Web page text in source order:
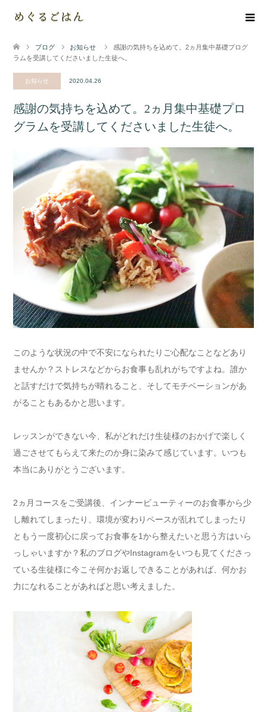
ブログ お知らせ
感謝の気持ちを込めて。2ヵ月集中基礎プログ
ラムを受講してくださいました生徒へ。
お知らせ 2020.04.26
感謝の気持ちを込めて。2ヵ月集中基礎プロ
グラムを受講してくださいました生徒へ。
このような状況の中で不安になられたりご心配なことなどあり
ませんか？ストレスなどからお食事も乱れがちですよね。誰か
と話すだけで気持ちが晴れること、そしてモチベーションがあ
がることもあるかと思います。
レッスンができない今、私がどれだけ生徒様のおかげで楽しく
過ごさせてもらえて来たのか身に染みて感じています。いつも
本当にありがとうございます。
2ヵ月コースをご受講後、インナービューティーのお食事から少
し離れてしまったり、環境が変わりペースが乱れてしまったり
ともう一度初心に戻ってお食事を1から整えたいと思う方はいら
っしゃいますか？私のブログやInstagramをいつも見てくださっ
ている生徒様に今こそ何かお返しできることがあれば、何かお
力になれることがあればと思い考えました。